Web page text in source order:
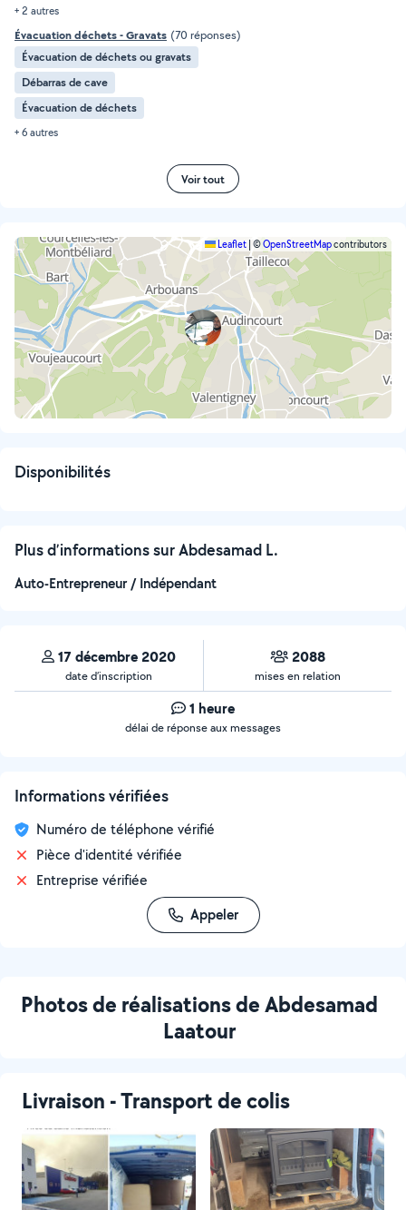
+ 2 autres
Évacuation déchets - Gravats (70 réponses)
Évacuation de déchets ou gravats
Débarras de cave
Évacuation de déchets
+ 6 autres
Voir tout
Leaflet ©OpenStreetMapcontributors
Disponibilités
Plus d’informations sur Abdesamad L.
Auto-Entrepreneur / Indépendant
17 décembre 2020
date d’inscription
2088
mises en relation
1 heure
délai de réponse aux messages
Informations vérifiées
Numéro de téléphone vérifié
Pièce d'identité vérifiée
Entreprise vérifiée
Appeler
Photos de réalisations de Abdesamad
Laatour
Livraison - Transport de colis